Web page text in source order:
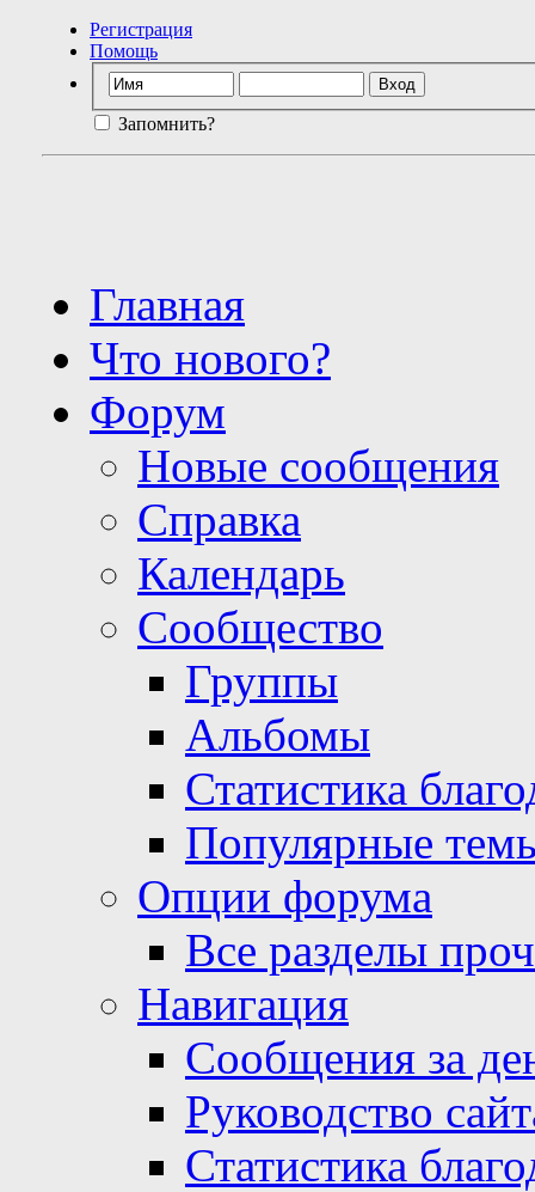
Регистрация
Помощь
Запомнить?
Главная
Что нового?
Форум
Новые сообщения
Справка
Календарь
Сообщество
Группы
Альбомы
Статистика
Популярные
Опции форума
Все разделы
Навигация
Сообщения за
Руководство
Статистика